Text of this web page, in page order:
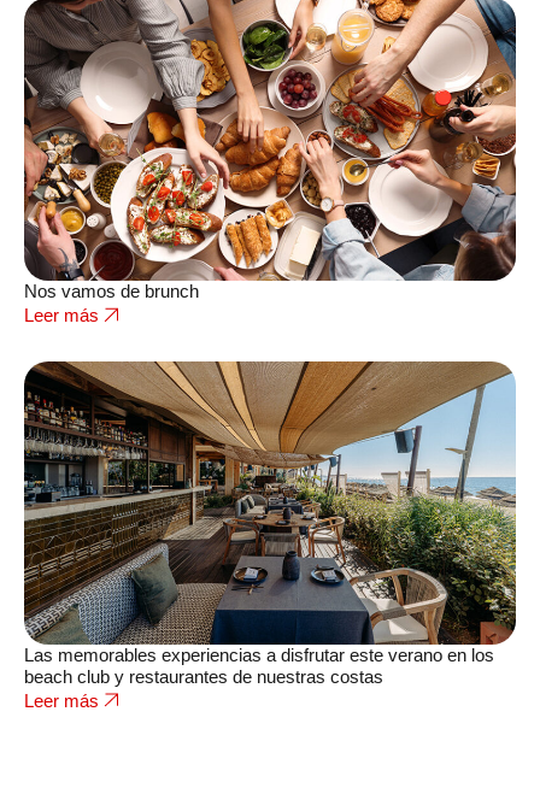
Nos vamos de brunch
Leer más
Las memorables experiencias a disfrutar este verano en los
beach club y restaurantes de nuestras costas
Leer más